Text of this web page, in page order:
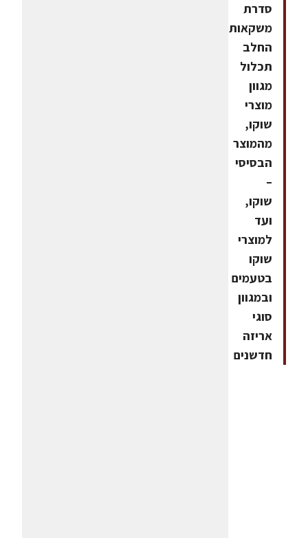
סדרת
משקאות
החלב
תכלול
מגוון
מוצרי
שוקו,
מהמוצר
הבסיסי
–
שוקו,
ועד
למוצרי
שוקו
בטעמים
ובמגוון
סוגי
אריזה
חדשנים